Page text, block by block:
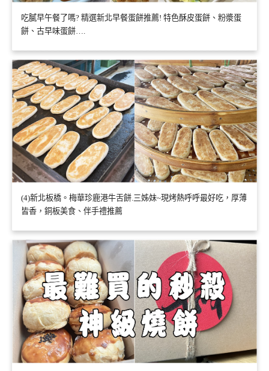
吃膩早午餐了嗎? 精選新北早餐蛋餅推薦! 特色酥皮蛋餅、粉漿蛋
餅、古早味蛋餅….
(4)新北板橋。梅華珍鹿港牛舌餅.三姊妹~現烤熱呼呼最好吃，厚薄
皆香，銅板美食、伴手禮推薦